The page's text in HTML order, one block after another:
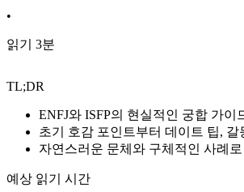
•
읽기 3분
TL;DR
ENFJ와 ISFP의 현실적인 궁합 가이
초기 호감 포인트부터 데이트 팁,
자연스러운 문체와 구체적인 사례
예상 읽기 시간